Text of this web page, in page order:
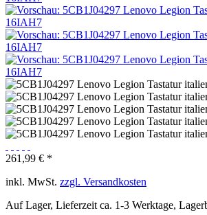
261,99 € *
inkl. MwSt. zzgl. Versandkosten
Auf Lager, Lieferzeit ca. 1-3 Werktage,